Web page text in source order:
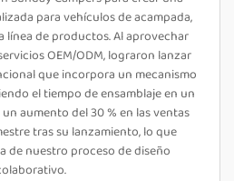
para vehículos de acampada,
línea de productos. Al aprovechar
OEM/ODM, lograron lanzar
que incorpora un mecanismo
el tiempo de ensamblaje en un
aumento del 30 % en las ventas
tras su lanzamiento, lo que
de nuestro proceso de diseño